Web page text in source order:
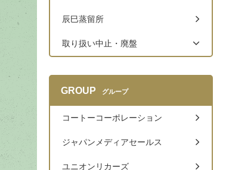
辰巳蒸留所
取り扱い中止・廃盤
GROUP グループ
コートーコーポレーション
ジャパンメディアセールス
ユニオンリカーズ